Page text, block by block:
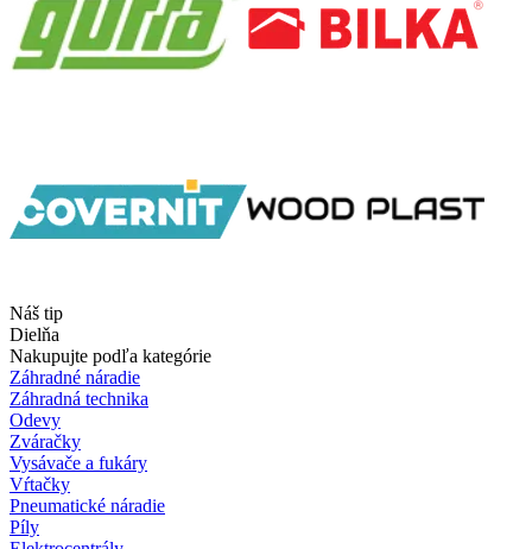
Náš tip
Dielňa
Nakupujte podľa kategórie
Záhradné náradie
Záhradná technika
Odevy
Zváračky
Vysávače a fukáry
Vŕtačky
Pneumatické náradie
Píly